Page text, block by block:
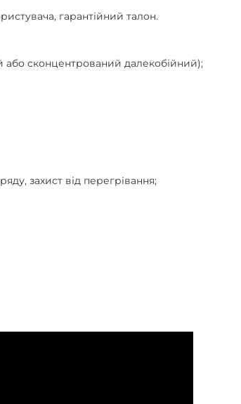
гарантійний талон.
сконцентрований далекобійний);
захист від перегрівання;